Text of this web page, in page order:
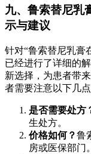
九、鲁索替尼乳
示与建议
针对“鲁索替尼乳膏
已经进行了详细的
新选择，为患者带
者需要注意以下几点
是否需要处方
生处方。
价格如何？鲁
房或医保部门。